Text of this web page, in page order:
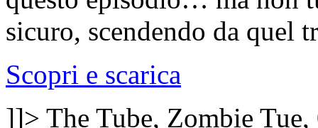
sicuro, scendendo da quel
Scopri e scarica
]]> The Tube, Zombie Tue,